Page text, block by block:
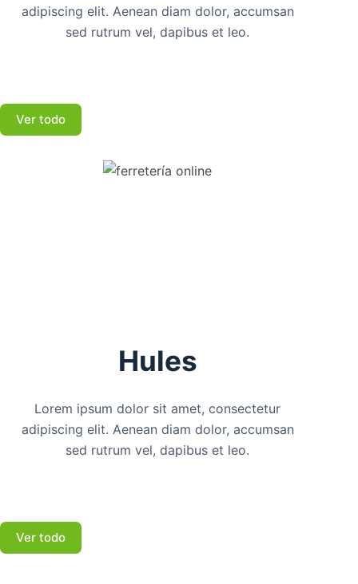
adipiscing elit. Aenean diam dolor, accumsan
sed rutrum vel, dapibus et leo.
Ver todo
Hules
Lorem ipsum dolor sit amet, consectetur
adipiscing elit. Aenean diam dolor, accumsan
sed rutrum vel, dapibus et leo.
Ver todo